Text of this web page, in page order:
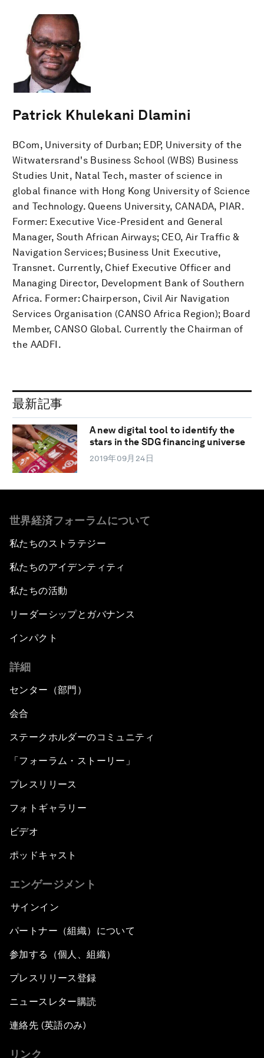
Patrick Khulekani Dlamini
BCom, University of Durban; EDP, University of the
Witwatersrand's Business School (WBS) Business
Studies Unit, Natal Tech, master of science in
global finance with Hong Kong University of Science
and Technology. Queens University, CANADA, PIAR.
Former: Executive Vice-President and General
Manager, South African Airways; CEO, Air Traffic &
Navigation Services; Business Unit Executive,
Transnet. Currently, Chief Executive Officer and
Managing Director, Development Bank of Southern
Africa. Former: Chairperson, Civil Air Navigation
Services Organisation (CANSO Africa Region); Board
Member, CANSO Global. Currently the Chairman of
the AADFI.
最新記事
A new digital tool to identify the
stars in the SDG financing universe
2019年09月24日
世界経済フォーラムについて
私たちのストラテジー
私たちのアイデンティティ
私たちの活動
リーダーシップとガバナンス
インパクト
詳細
センター（部門）
会合
ステークホルダーのコミュニティ
「フォーラム・ストーリー」
プレスリリース
フォトギャラリー
ビデオ
ポッドキャスト
エンゲージメント
サインイン
パートナー（組織）について
参加する（個人、組織）
プレスリリース登録
ニュースレター購読
連絡先 (英語のみ)
リンク